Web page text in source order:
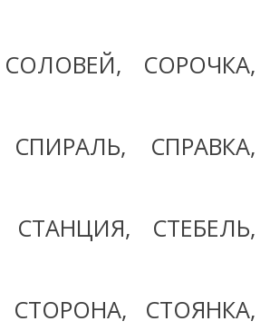
СОРОЧКА,
СПРАВКА,
СТЕБЕЛЬ,
СТОЯНКА,